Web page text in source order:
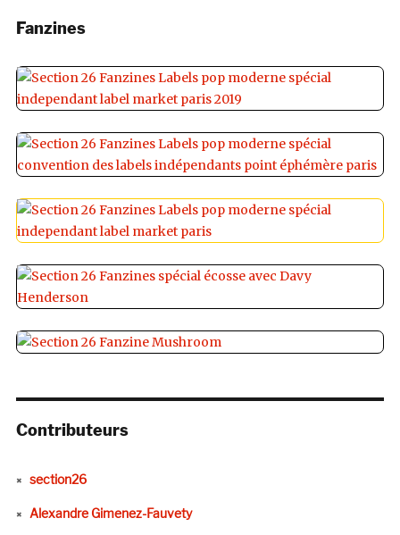
Fanzines
Contributeurs
section26
Alexandre Gimenez-Fauvety